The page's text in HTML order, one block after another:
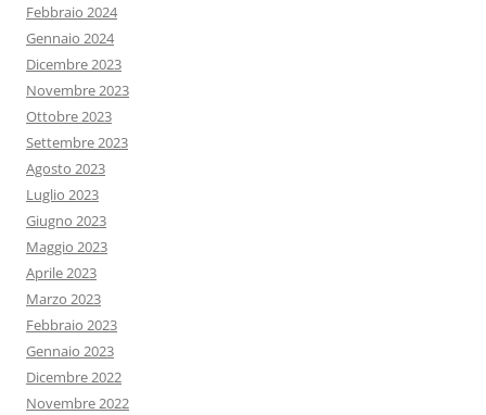
Febbraio 2024
Gennaio 2024
Dicembre 2023
Novembre 2023
Ottobre 2023
Settembre 2023
Agosto 2023
Luglio 2023
Giugno 2023
Maggio 2023
Aprile 2023
Marzo 2023
Febbraio 2023
Gennaio 2023
Dicembre 2022
Novembre 2022